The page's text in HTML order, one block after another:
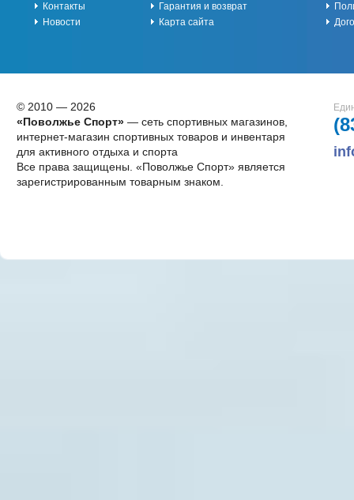
Контакты
Новости
Гарантия и возврат
Карта сайта
© 2010 — 2026
«Поволжье Спорт»— сеть спортивных магазинов,
интернет-магазин спортивных товаров и инвентаря
для активного отдыха и спорта
Все права защищены. «Поволжье Спорт» является
зарегистрированным товарным знаком.